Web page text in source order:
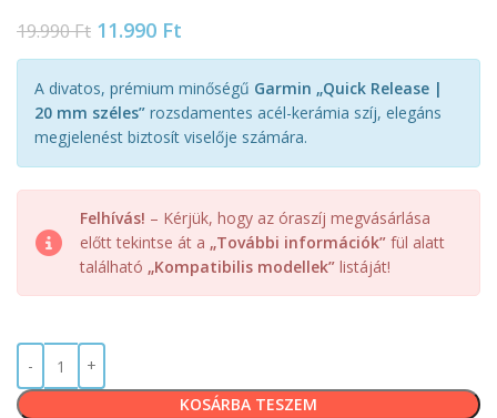
19.990Ft 11.990 Ft
A divatos, prémium minőségű Garmin „Quick Release |
20 mm széles” rozsdamentes acél-kerámia szíj, elegáns
megjelenést biztosít viselője számára.
Felhívás! – Kérjük, hogy az óraszíj megvásárlása
előtt tekintse át a „További információk” fül alatt
található „Kompatibilis modellek” listáját!
KOSÁRBA TESZEM